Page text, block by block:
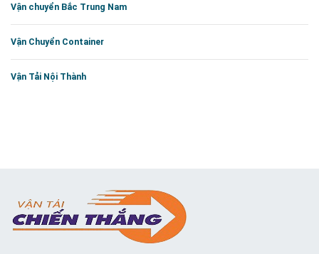
Vận chuyển Bắc Trung Nam
Vận Chuyển Container
Vận Tải Nội Thành